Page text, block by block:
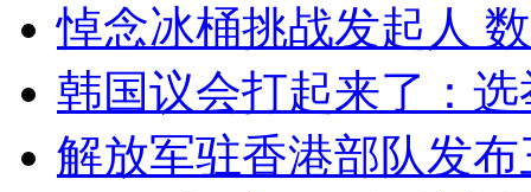
悼念冰桶挑战发起人
韩国议会打起来了：
解放军驻香港部队发